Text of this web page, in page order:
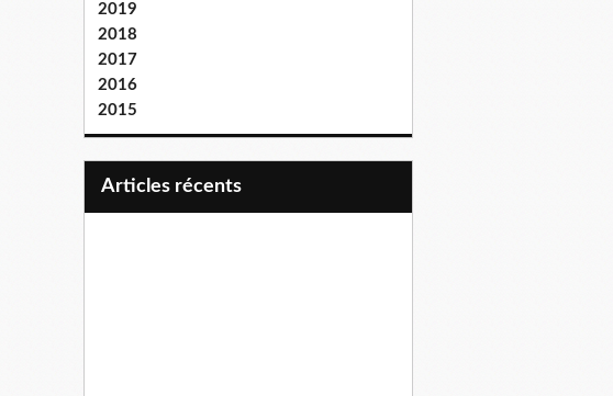
2019
2018
2017
2016
2015
articles récents